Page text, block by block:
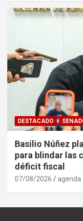
DESTACADO
Basilio Núñez
para blindar las
déficit fiscal
07/08/2026 agenda